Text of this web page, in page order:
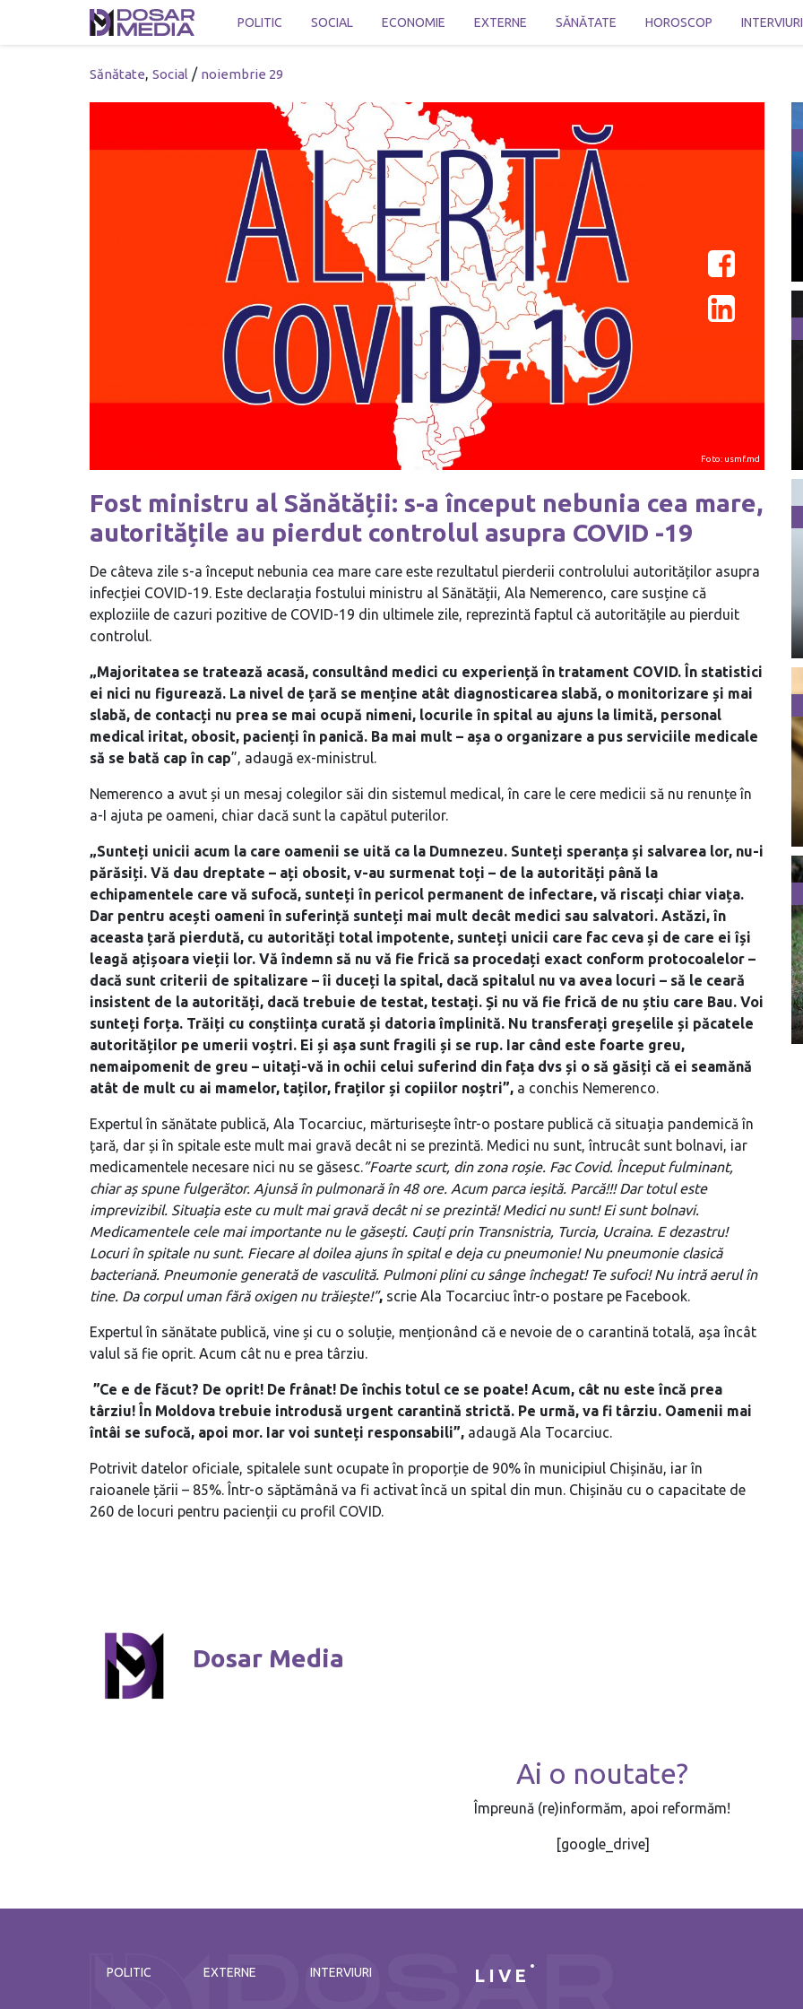
POLITIC SOCIAL ECONOMIE EXTERNE SĂNĂTATE HOROSCOP INTERVIURI
Sănătate, Social / noiembrie 29
Foto: usmf.md
Fost ministru al Sănătății: s-a început nebunia cea mare,
autoritățile au pierdut controlul asupra COVID -19
De câteva zile s-a început nebunia cea mare care este rezultatul pierderii controlului autorităților asupra
infecției COVID-19. Este declarația fostului ministru al Sănătății, Ala Nemerenco, care susține că
exploziile de cazuri pozitive de COVID-19 din ultimele zile, reprezintă faptul că autoritățile au pierduit
controlul.
„Majoritatea se tratează acasă, consultând medici cu experiență în tratament COVID. În statistici
ei nici nu figurează. La nivel de țară se menține atât diagnosticarea slabă, o monitorizare și mai
slabă, de contacți nu prea se mai ocupă nimeni, locurile în spital au ajuns la limită, personal
medical iritat, obosit, pacienți în panică. Ba mai mult – așa o organizare a pus serviciile medicale
să se bată cap în cap”, adaugă ex-ministrul.
Nemerenco a avut și un mesaj colegilor săi din sistemul medical, în care le cere medicii să nu renunțe în
a-I ajuta pe oameni, chiar dacă sunt la capătul puterilor.
„Sunteți unicii acum la care oamenii se uită ca la Dumnezeu. Sunteți speranța și salvarea lor, nu-i
părăsiți. Vă dau dreptate – ați obosit, v-au surmenat toți – de la autorități până la
echipamentele care vă sufocă, sunteți în pericol permanent de infectare, vă riscați chiar viața.
Dar pentru acești oameni în suferință sunteți mai mult decât medici sau salvatori. Astăzi, în
aceasta țară pierdută, cu autorități total impotente, sunteți unicii care fac ceva și de care ei își
leagă ațișoara vieții lor. Vă îndemn să nu vă fie frică sa procedați exact conform protocoalelor –
dacă sunt criterii de spitalizare – îi duceți la spital, dacă spitalul nu va avea locuri – să le ceară
insistent de la autorități, dacă trebuie de testat, testați. Și nu vă fie frică de nu știu care Bau. Voi
sunteți forța. Trăiți cu conștiința curată și datoria împlinită. Nu transferați greșelile și păcatele
autorităților pe umerii voștri. Ei și așa sunt fragili și se rup. Iar când este foarte greu,
nemaipomenit de greu – uitați-vă in ochii celui suferind din fața dvs și o să găsiți că ei seamănă
atât de mult cu ai mamelor, taților, fraților și copiilor noștri”, a conchis Nemerenco.
Expertul în sănătate publică, Ala Tocarciuc, mărturisește într-o postare publică că situația pandemică în
țară, dar și în spitale este mult mai gravă decât ni se prezintă. Medici nu sunt, întrucât sunt bolnavi, iar
medicamentele necesare nici nu se găsesc.”Foarte scurt, din zona roșie. Fac Covid. Început fulminant,
chiar aș spune fulgerător. Ajunsă în pulmonară în 48 ore. Acum parca ieșită. Parcă!!! Dar totul este
imprevizibil. Situația este cu mult mai gravă decât ni se prezintă!Medici nu sunt! Ei sunt bolnavi.
Medicamentele cele mai importante nu le găsești. Cauți prin Transnistria, Turcia, Ucraina. E dezastru!
Locuri în spitale nu sunt. Fiecare al doilea ajuns în spital e deja cu pneumonie! Nu pneumonie clasică
bacteriană. Pneumonie generată de vasculită. Pulmoni plini cu sânge închegat! Te sufoci! Nu intră aerul în
tine. Da corpul uman fără oxigen nu trăiește!”, scrie Ala Tocarciuc într-o postare pe Facebook.
Expertul în sănătate publică, vine și cu o soluție, menționând că e nevoie de o carantină totală, așa încât
valul să fie oprit. Acum cât nu e prea târziu.
”Ce e de făcut? De oprit! De frânat! De închis totul ce se poate! Acum, cât nu este încă prea
târziu! În Moldova trebuie introdusă urgent carantină strictă. Pe urmă, va fi târziu. Oamenii mai
întâi se sufocă, apoi mor. Iar voi sunteți responsabili”, adaugă Ala Tocarciuc.
Potrivit datelor oficiale, spitalele sunt ocupate în proporție de 90% în municipiul Chișinău, iar în
raioanele țării – 85%. Într-o săptămână va fi activat încă un spital din mun. Chișinău cu o capacitate de
260 de locuri pentru pacienții cu profil COVID.
Dosar Media
Ai o noutate?
Împreună (re)informăm, apoi reformăm!
[google_drive]
POLITIC EXTERNE INTERVIURI LIVE